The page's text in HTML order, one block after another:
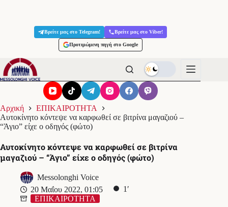
Βρείτε μας στο Telegram! Βρείτε μας στο Viber!
Προτιμώμενη πηγή στο Google
Αρχική
ΕΠΙΚΑΙΡΟΤΗΤΑ
Αυτοκίνητο κόντεψε να καρφωθεί σε βιτρίνα μαγαζιού –
“Άγιο” είχε ο οδηγός (φώτο)
Αυτοκίνητο κόντεψε να καρφωθεί σε βιτρίνα
μαγαζιού – “Άγιο” είχε ο οδηγός (φώτο)
Messolonghi Voice
20 Μαΐου 2022, 01:05
1′
ΕΠΙΚΑΙΡΟΤΗΤΑ